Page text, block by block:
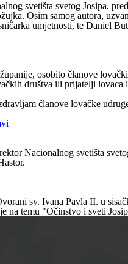
svetišta svetog Josipa,
Osim samog autora,
umjetnosti, te Daniel
osobito članove
društva ili prijatelji
članove lovačke
Nacionalnog svetišta
sv. Ivana Pavla II. u
na temu "Očinstvo i sveti